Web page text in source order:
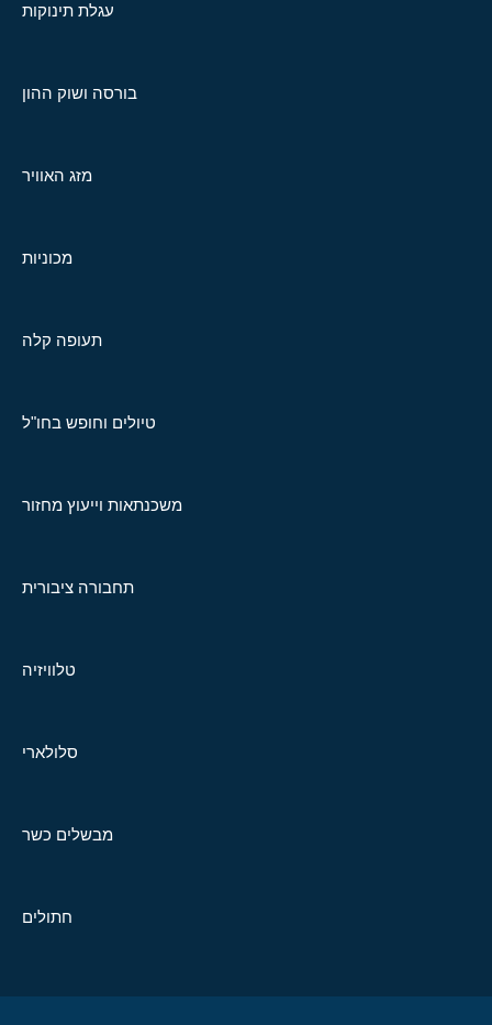
עגלת תינוקות
בורסה ושוק ההון
מזג האוויר
מכוניות
תעופה קלה
טיולים וחופש בחו"ל
משכנתאות וייעוץ מחזור
תחבורה ציבורית
טלוויזיה
סלולארי
מבשלים כשר
חתולים